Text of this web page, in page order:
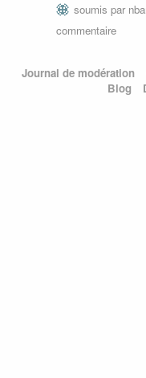
soumis par
commentaire
Journal de modération
Blog